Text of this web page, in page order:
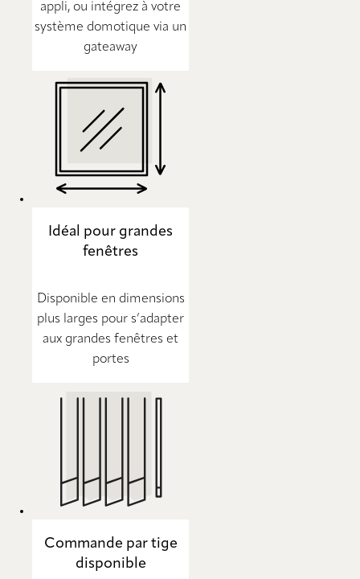
appli, ou intégrez à votre
système domotique via un
gateaway
Idéal pour grandes
fenêtres
Disponible en dimensions
plus larges pour s’adapter
aux grandes fenêtres et
portes
Commande par tige
disponible